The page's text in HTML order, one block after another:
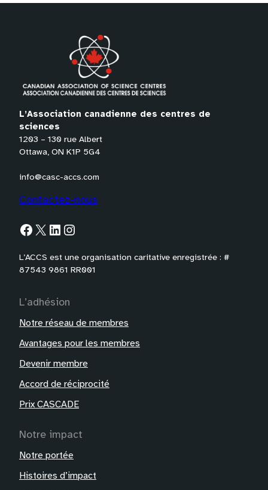
L’Association canadienne des centres de
sciences
1203 – 130 rue Albert
Ottawa, ON K1P 5G4
info@casc-accs.com
Contactez-nous
Facebook X LinkedIn Instagram
L’ACCS est une organisation caritative enregistrée : #
87543 9861 RR001
L’adhésion
Notre réseau de membres
Avantages pour les membres
Devenir membre
Accord de réciprocité
Prix CASCADE
Notre impact
Notre portée
Histoires d’impact